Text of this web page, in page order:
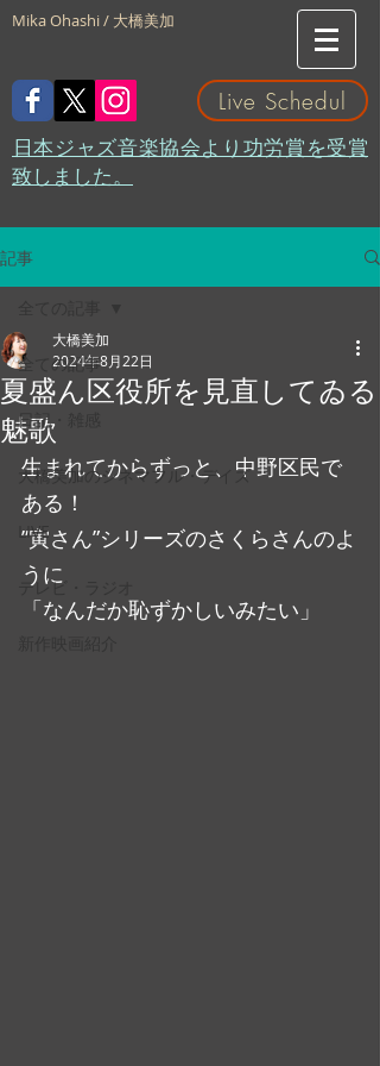
Mika Ohashi / 大橋美加
Live Schedul
​日本ジャズ音楽協会より功労賞を受賞
致しました。
記事
全ての記事
日記・雑感
大橋美加のシネマフル・デイズ
LIVE
テレビ・ラジオ
夏盛ん区役所を見直してゐる
魅歌
大橋美加
2024年8月22日
生まれてからずっと、中野区民で
ある！
”寅さん”シリーズのさくらさんのよ
うに
「なんだか恥ずかしいみたい」